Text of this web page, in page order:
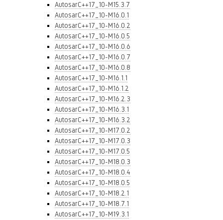
AutosarC++17_10-M15.3.7
AutosarC++17_10-M16.0.1
AutosarC++17_10-M16.0.2
AutosarC++17_10-M16.0.5
AutosarC++17_10-M16.0.6
AutosarC++17_10-M16.0.7
AutosarC++17_10-M16.0.8
AutosarC++17_10-M16.1.1
AutosarC++17_10-M16.1.2
AutosarC++17_10-M16.2.3
AutosarC++17_10-M16.3.1
AutosarC++17_10-M16.3.2
AutosarC++17_10-M17.0.2
AutosarC++17_10-M17.0.3
AutosarC++17_10-M17.0.5
AutosarC++17_10-M18.0.3
AutosarC++17_10-M18.0.4
AutosarC++17_10-M18.0.5
AutosarC++17_10-M18.2.1
AutosarC++17_10-M18.7.1
AutosarC++17_10-M19.3.1